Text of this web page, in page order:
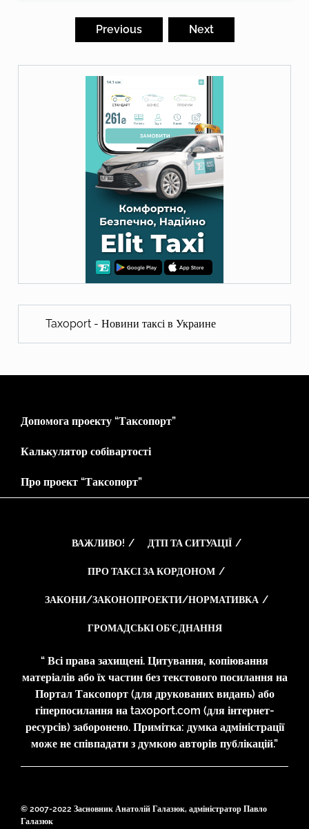
Previous Next
Taxoport - Новини таксі в Украине
Допомога проекту “Таксопорт”
Калькулятор собівартості
Про проект “Таксопорт”
ВАЖЛИВО! ДТП ТА СИТУАЦІЇ
ПРО ТАКСІ ЗА КОРДОНОМ
ЗАКОНИ/ЗАКОНОПРОЕКТИ/НОРМАТИВКА
ГРОМАДСЬКІ ОБ’ЄДНАННЯ
“ Всі права захищені. Цитування, копіювання
матеріалів або їх частин без текстового посилання на
Портал Таксопорт (для друкованих видань) або
гіперпосилання на taxoport.com (для інтернет-
ресурсів) заборонено. Примітка: думка адміністрації
може не співпадати з думкою авторів публікацій.”
© 2007-2022 Засновник Анатолій Галазюк, адміністратор Павло
Галазюк